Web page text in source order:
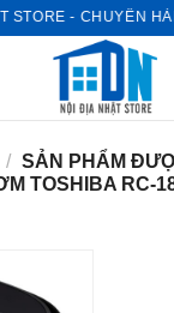
STORE - CHUYÊN
/ SẢN PHẨM
TOSHIBA RC-